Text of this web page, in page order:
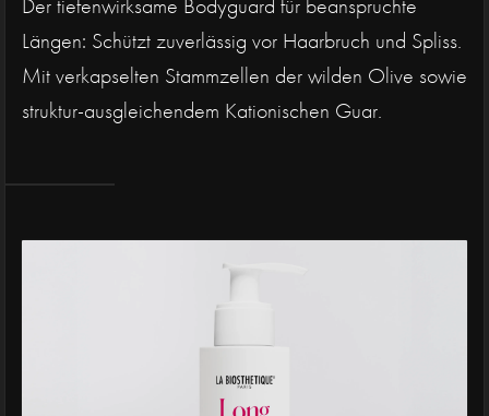
Der tiefenwirksame Bodyguard für beanspruchte
Längen: Schützt zuverlässig vor Haarbruch und Spliss.
Mit verkapselten Stammzellen der wilden Olive sowie
struktur-ausgleichendem Kationischen Guar.